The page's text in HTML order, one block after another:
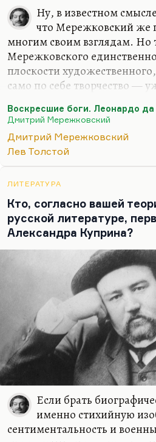
Ну, в известном
что Мережковский же
многим своим взглядам. Но
Мережковского
плоскости
само по себе творчество —
знаем, гораздо более
годы как к игрушке. В
Мережковский рационален.
действительно считает, что
схоластическая.
Понимаете, слишком часто
вещами — экстазом, бредом,
оправдывалось зверство.
ненавидят рациональную…
Воскресшие боги. Леонардо да
Дмитрий Мережковский
Дмитрий Мережковский
Лев Толстой
ЛИТЕРАТУРА
Кто, согласно вашей
русской литературе,
Александра Куприна?
Если брать
именно стихийную
сентиментальность и